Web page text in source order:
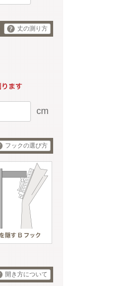
丈の測り方
cm
フックの選び方
開き方について